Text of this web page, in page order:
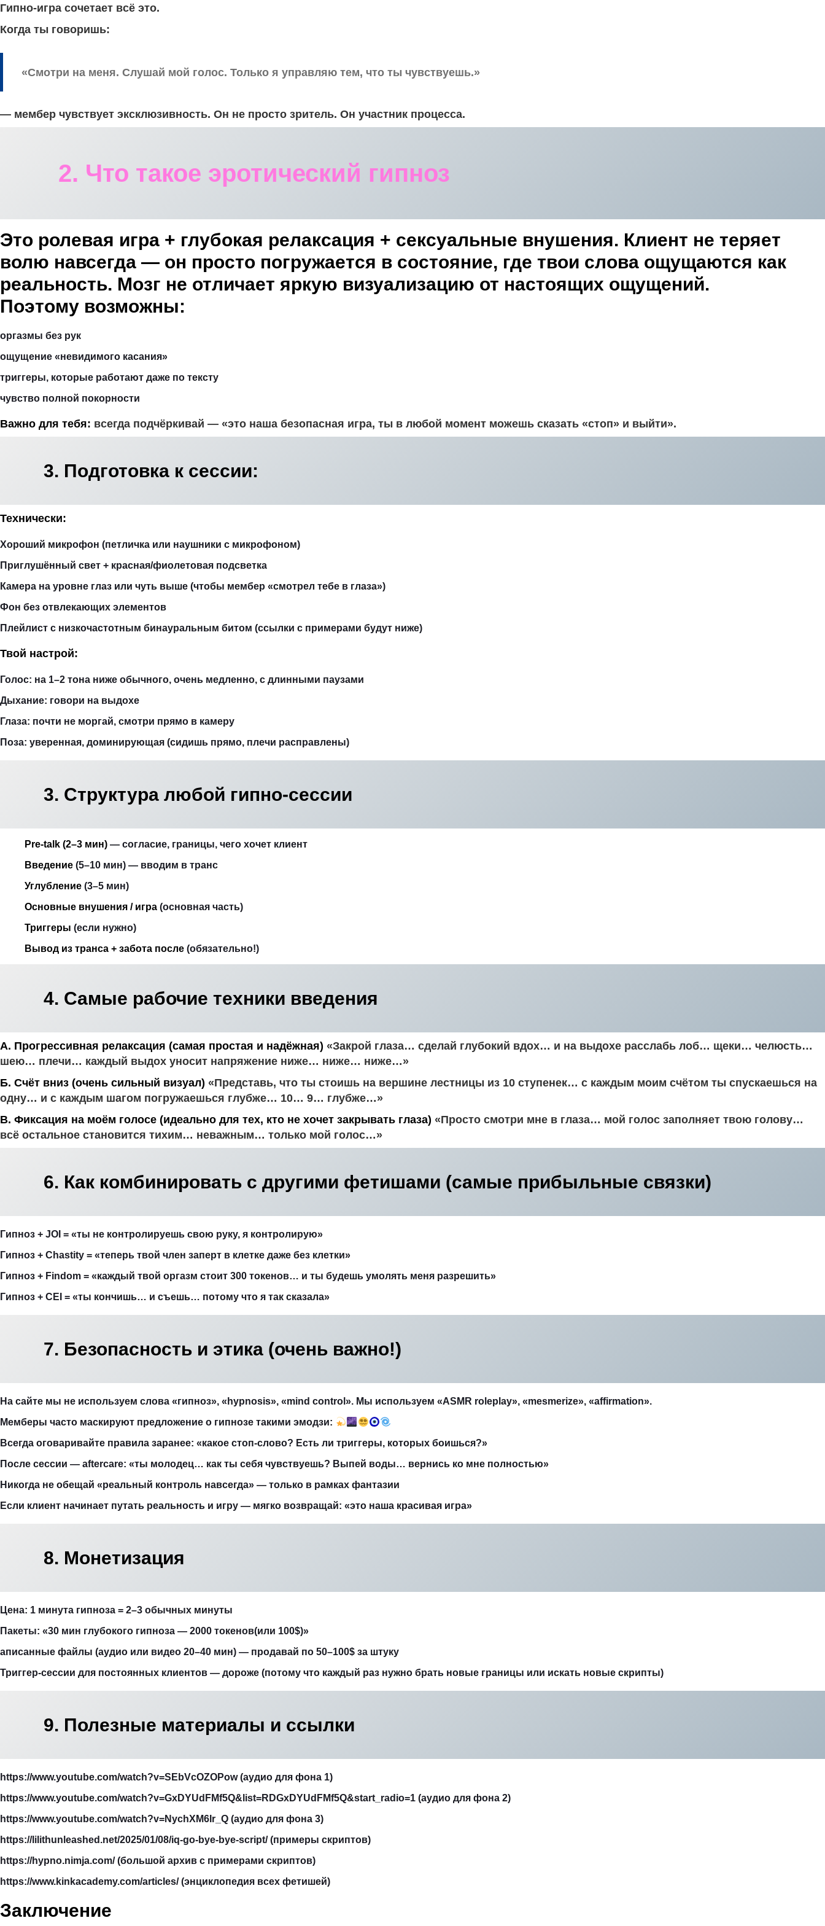
Гипно-игра сочетает всё это.
Когда ты говоришь:
«Смотри на меня. Слушай мой голос. Только я управляю тем, что ты чувствуешь.»
— мембер чувствует эксклюзивность. Он не просто зритель. Он участник процесса.
2. Что такое эротический гипноз
Это ролевая игра + глубокая релаксация + сексуальные внушения. Клиент не теряет
волю навсегда — он просто погружается в состояние, где твои слова ощущаются как
реальность. Мозг не отличает яркую визуализацию от настоящих ощущений.
Поэтому возможны:
оргазмы без рук
ощущение «невидимого касания»
триггеры, которые работают даже по тексту
чувство полной покорности
Важно для тебя: всегда подчёркивай — «это наша безопасная игра, ты в любой момент можешь сказать «стоп» и выйти».
3. Подготовка к сессии:
Технически:
Хороший микрофон (петличка или наушники с микрофоном)
Приглушённый свет + красная/фиолетовая подсветка
Камера на уровне глаз или чуть выше (чтобы мембер «смотрел тебе в глаза»)
Фон без отвлекающих элементов
Плейлист с низкочастотным бинауральным битом (ссылки с примерами будут ниже)
Твой настрой:
Голос: на 1–2 тона ниже обычного, очень медленно, с длинными паузами
Дыхание: говори на выдохе
Глаза: почти не моргай, смотри прямо в камеру
Поза: уверенная, доминирующая (сидишь прямо, плечи расправлены)
3. Структура любой гипно-сессии
Pre-talk (2–3 мин) — согласие, границы, чего хочет клиент
Введение (5–10 мин) — вводим в транс
Углубление (3–5 мин)
Основные внушения / игра (основная часть)
Триггеры (если нужно)
Вывод из транса + забота после (обязательно!)
4. Самые рабочие техники введения
А. Прогрессивная релаксация (самая простая и надёжная) «Закрой глаза… сделай глубокий вдох… и на выдохе расслабь лоб… щеки… челюсть…
шею… плечи… каждый выдох уносит напряжение ниже… ниже… ниже…»
Б. Счёт вниз (очень сильный визуал) «Представь, что ты стоишь на вершине лестницы из 10 ступенек… с каждым моим счётом ты спускаешься на
одну… и с каждым шагом погружаешься глубже… 10… 9… глубже…»
В. Фиксация на моём голосе (идеально для тех, кто не хочет закрывать глаза) «Просто смотри мне в глаза… мой голос заполняет твою голову…
всё остальное становится тихим… неважным… только мой голос…»
6. Как комбинировать с другими фетишами (самые прибыльные связки)
Гипноз + JOI = «ты не контролируешь свою руку, я контролирую»
Гипноз + Chastity = «теперь твой член заперт в клетке даже без клетки»
Гипноз + Findom = «каждый твой оргазм стоит 300 токенов… и ты будешь умолять меня разрешить»
Гипноз + CEI = «ты кончишь… и съешь… потому что я так сказала»
7. Безопасность и этика (очень важно!)
На сайте мы не используем слова «гипноз», «hypnosis», «mind control». Мы используем «ASMR roleplay», «mesmerize», «affirmation».
Мемберы часто маскируют предложение о гипнозе такими эмодзи:
Всегда оговаривайте правила заранее: «какое стоп-слово? Есть ли триггеры, которых боишься?»
После сессии — aftercare: «ты молодец… как ты себя чувствуешь? Выпей воды… вернись ко мне полностью»
Никогда не обещай «реальный контроль навсегда» — только в рамках фантазии
Если клиент начинает путать реальность и игру — мягко возвращай: «это наша красивая игра»
8. Монетизация
Цена: 1 минута гипноза = 2–3 обычных минуты
Пакеты: «30 мин глубокого гипноза — 2000 токенов(или 100$)»
аписанные файлы (аудио или видео 20–40 мин) — продавай по 50–100$ за штуку
Триггер-сессии для постоянных клиентов — дороже (потому что каждый раз нужно брать новые границы или искать новые скрипты)
9. Полезные материалы и ссылки
https://www.youtube.com/watch?v=SEbVcOZOPow (аудио для фона 1)
https://www.youtube.com/watch?v=GxDYUdFMf5Q&list=RDGxDYUdFMf5Q&start_radio=1 (аудио для фона 2)
https://www.youtube.com/watch?v=NychXM6Ir_Q (аудио для фона 3)
https://lilithunleashed.net/2025/01/08/iq-go-bye-bye-script/ (примеры скриптов)
https://hypno.nimja.com/ (большой архив с примерами скриптов)
https://www.kinkacademy.com/articles/ (энциклопедия всех фетишей)
Заключение